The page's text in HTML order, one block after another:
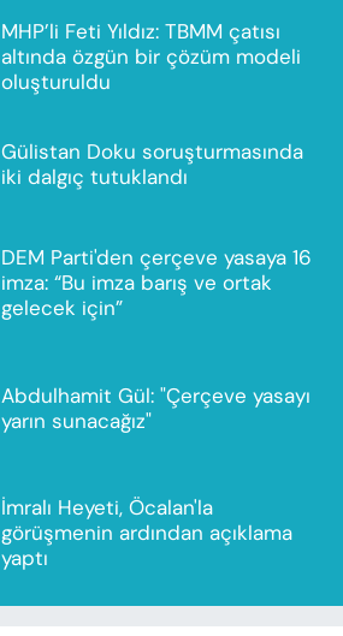
MHP’li Feti Yıldız: TBMM çatısı
altında özgün bir çözüm modeli
oluşturuldu
Gülistan Doku soruşturmasında
iki dalgıç tutuklandı
DEM Parti'den çerçeve yasaya 16
imza: “Bu imza barış ve ortak
gelecek için”
Abdulhamit Gül: "Çerçeve yasayı
yarın sunacağız"
İmralı Heyeti, Öcalan'la
görüşmenin ardından açıklama
yaptı